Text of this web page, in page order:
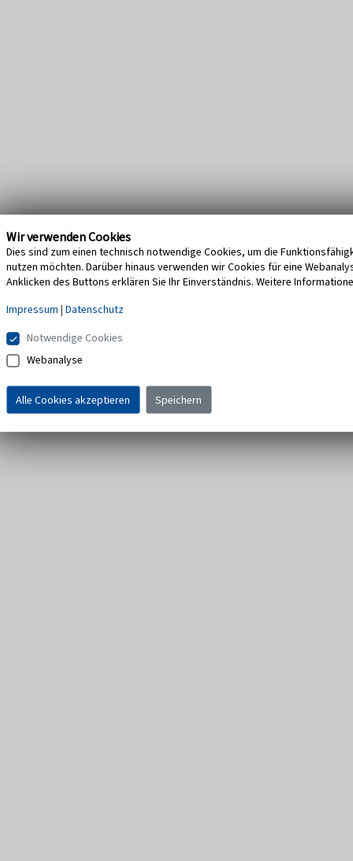
Wir verwenden Cookies
Dies sind zum einen technisch notwendige Cookies, um die
nutzen möchten. Darüber hinaus verwenden wir Cookies für eine
Anklicken des Buttons erklären Sie Ihr Einverständnis. Weitere
Impressum | Datenschutz
Notwendige Cookies
Webanalyse
Alle Cookies akzeptieren Speichern